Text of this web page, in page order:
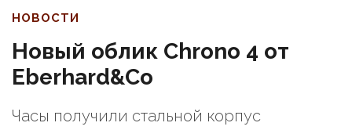
НОВОСТИ
Новый облик Chrono 4 от
Eberhard&Co
Часы получили стальной корпус